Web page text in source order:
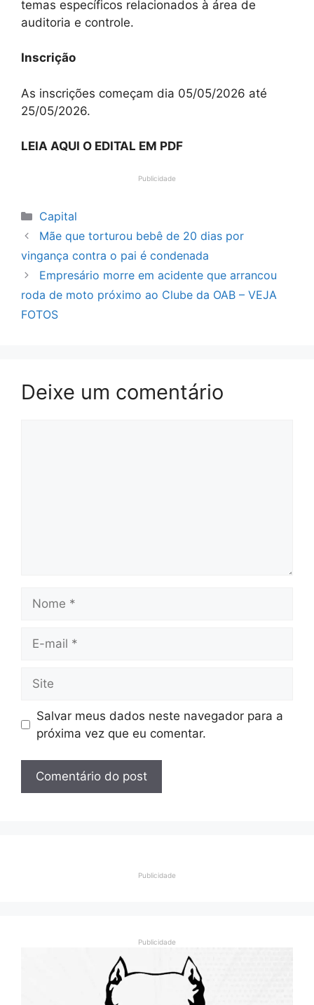
temas específicos relacionados à área de
auditoria e controle.
Inscrição
As inscrições começam dia 05/05/2026 até
25/05/2026.
LEIA AQUI O EDITAL EM PDF
Publicidade
Categorias
Capital
Mãe que torturou bebê de 20 dias por
vingança contra o pai é condenada
Empresário morre em acidente que arrancou
roda de moto próximo ao Clube da OAB – VEJA
FOTOS
Deixe um comentário
mail
Salvar meus dados neste navegador para a
próxima vez que eu comentar.
Publicidade
Publicidade